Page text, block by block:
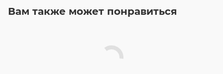
Вам также может понравиться